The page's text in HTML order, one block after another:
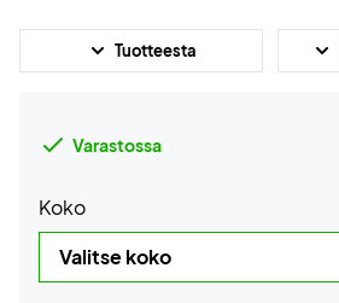
Tuotteesta
Varastossa
Koko